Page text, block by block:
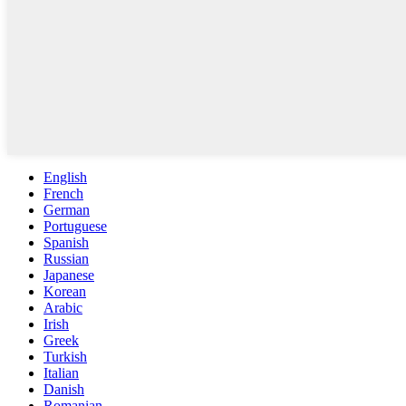
English
French
German
Portuguese
Spanish
Russian
Japanese
Korean
Arabic
Irish
Greek
Turkish
Italian
Danish